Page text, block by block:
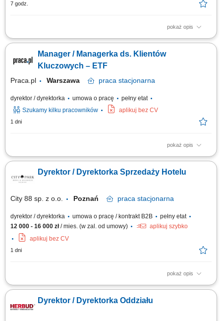
7 godz.
pokaż opis
Zakres obowiązków: Współtworzenie i realizacja strategii sprzedaży B2C,
inicjatyw wspierających rozwój sprzedaży. Tworzenie polityk
sprzedażowych i cenowych (w tym narzędzi do promocji).
Manager / Managerka ds. Klientów
Kluczowych – ETF
Praca.pl Warszawa praca stacjonarna
dyrektor / dyrektorka umowa o pracę
pełny etat
Szukamy kilku pracowników
aplikuj bez CV
1 dni
pokaż opis
Opis stanowiska Odpowiedzialność za rozwój biznesu w obszarze
instytucjonalnymi oraz partnerami biznesowymi. Realizacja strategii
sprzedażowej i zwiększanie wartości aktywów powierzonych produktów.
Dyrektor / Dyrektorka Sprzedaży Hotelu
City 88 sp. z o.o. Poznań praca stacjonarna
dyrektor / dyrektorka umowa o pracę / kontrakt B2B
pełny etat
12 000 - 16 000 zł/ mies. (w zal. od umowy)
aplikuj szybko
aplikuj bez CV
1 dni
pokaż opis
Odpowiedzialność za realizację strategii sprzedażowej hotelu oraz
konferencji, eventów, gastronomii i usług dodatkowych; Aktywne
pozyskiwanie nowych klientów w segmentach corporate, MICE, leisure,
Dyrektor / Dyrektorka Oddziału